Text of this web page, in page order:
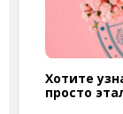
Хотите
просто